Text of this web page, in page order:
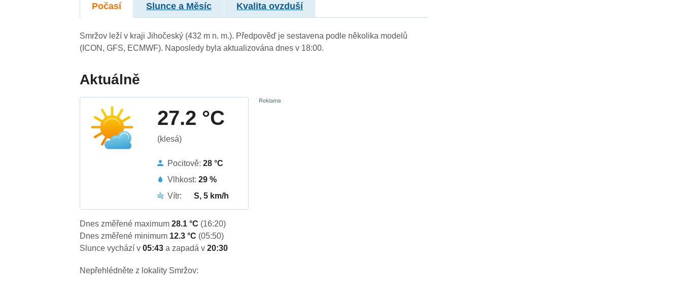
Počasí Slunce a Měsíc Kvalita ovzduší
Smržov leží v kraji Jihočeský (432 m n. m.). Předpověď je sestavena podle několika modelů
(ICON, GFS, ECMWF). Naposledy byla aktualizována dnes v 18:00.
Aktuálně
27.2 °C
(klesá)
Pocitově:28 °C
Vlhkost:29 %
Vítr:
S, 5 km/h
Dnes změřené maximum28.1 °C (16:20)
Dnes změřené minimum 12.3 °C (05:50)
Slunce vychází v05:43a zapadá v20:30
Nepřehlédněte z lokality Smržov: